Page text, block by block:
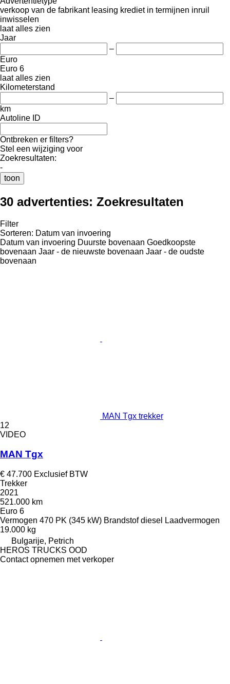
verkoop van de fabrikant leasing krediet in termijnen inruil
inwisselen
laat alles zien
Jaar
–
Euro
Euro 6
laat alles zien
Kilometerstand
–
km
Autoline ID
Ontbreken er filters?
Stel een wijziging voor
Zoekresultaten:
-
toon
30 advertenties: Zoekresultaten
Filter
Sorteren: Datum van invoering
Datum van invoering Duurste bovenaan Goedkoopste
bovenaan Jaar - de nieuwste bovenaan Jaar - de oudste
bovenaan
MAN Tgx trekker
12
VIDEO
MAN Tgx
€ 47.700 Exclusief BTW
Trekker
2021
521.000 km
Euro 6
Vermogen 470 PK (345 kW) Brandstof diesel
Laadvermogen
19.000 kg
Bulgarije, Petrich
HEROS TRUCKS OOD
Contact opnemen met verkoper